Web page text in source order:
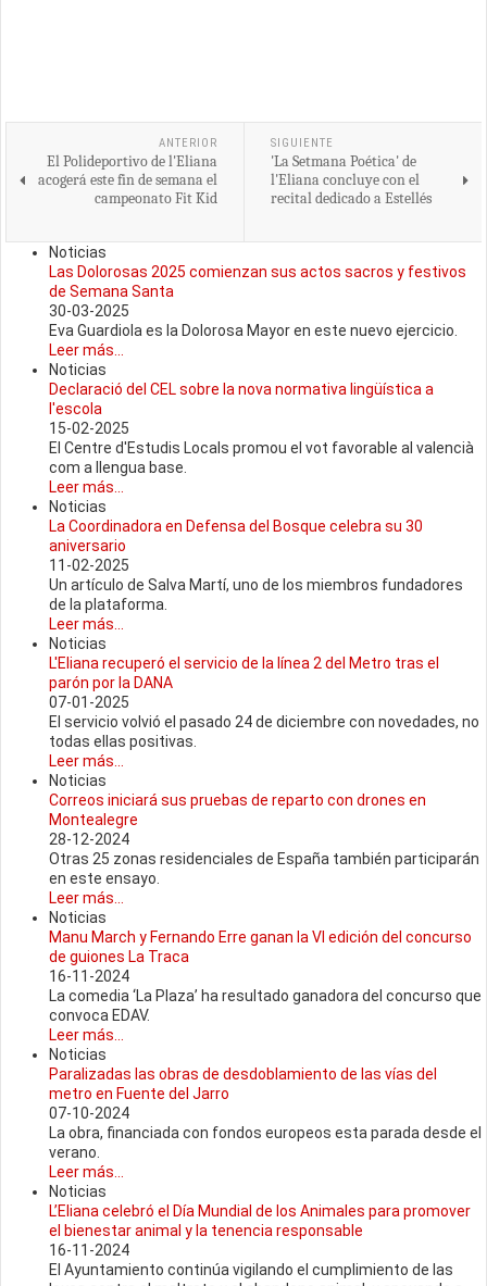
ANTERIOR
El Polideportivo de l'Eliana
acogerá este fin de semana el
campeonato Fit Kid
SIGUIENTE
'La Setmana Poética' de
l'Eliana concluye con el
recital dedicado a Estellés
Noticias
Las Dolorosas 2025 comienzan sus actos sacros y festivos
de Semana Santa
30-03-2025
Eva Guardiola es la Dolorosa Mayor en este nuevo ejercicio.
Leer más...
Noticias
Declaració del CEL sobre la nova normativa lingüística a
l'escola
15-02-2025
El Centre d'Estudis Locals promou el vot favorable al valencià
com a llengua base.
Leer más...
Noticias
La Coordinadora en Defensa del Bosque celebra su 30
aniversario
11-02-2025
Un artículo de Salva Martí, uno de los miembros fundadores
de la plataforma.
Leer más...
Noticias
L'Eliana recuperó el servicio de la línea 2 del Metro tras el
parón por la DANA
07-01-2025
El servicio volvió el pasado 24 de diciembre con novedades, no
todas ellas positivas.
Leer más...
Noticias
Correos iniciará sus pruebas de reparto con drones en
Montealegre
28-12-2024
Otras 25 zonas residenciales de España también participarán
en este ensayo.
Leer más...
Noticias
Manu March y Fernando Erre ganan la VI edición del concurso
de guiones La Traca
16-11-2024
La comedia ‘La Plaza’ ha resultado ganadora del concurso que
convoca EDAV.
Leer más...
Noticias
Paralizadas las obras de desdoblamiento de las vías del
metro en Fuente del Jarro
07-10-2024
La obra, financiada con fondos europeos esta parada desde el
verano.
Leer más...
Noticias
L’Eliana celebró el Día Mundial de los Animales para promover
el bienestar animal y la tenencia responsable
16-11-2024
El Ayuntamiento continúa vigilando el cumplimiento de las